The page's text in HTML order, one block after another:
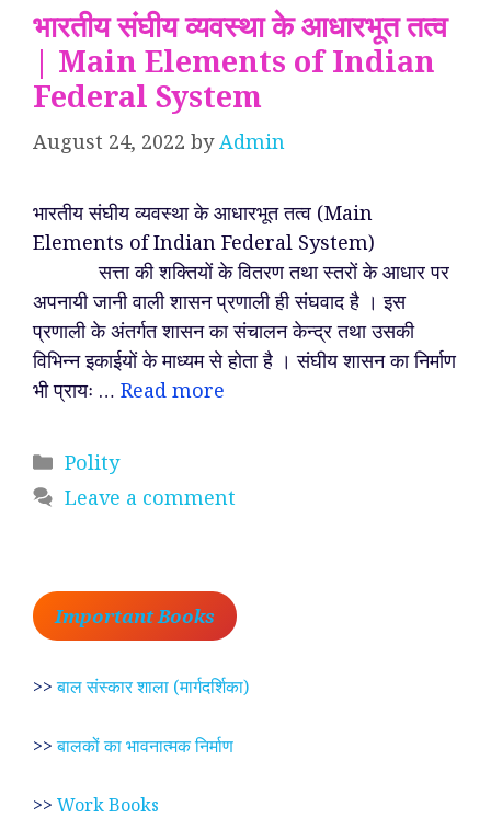
भारतीय संघीय व्यवस्था के आधारभूत तत्व
| Main Elements of Indian
Federal System
August 24, 2022 byAdmin
भारतीय संघीय व्यवस्था के आधारभूत तत्व (Main
Elements of Indian Federal System)
सत्ता की शक्तियों के वितरण तथा स्तरों के आधार पर
अपनायी जानी वाली शासन प्रणाली ही संघवाद है । इस
प्रणाली के अंतर्गत शासन का संचालन केन्द्र तथा उसकी
विभिन्न इकाईयों के माध्यम से होता है । संघीय शासन का निर्माण
भी प्रायः … Read more
Categories
Polity
Leave a comment
Important Books
>>बाल संस्कार शाला (मार्गदर्शिका)
>>बालकों का भावनात्मक निर्माण
>> Work Books